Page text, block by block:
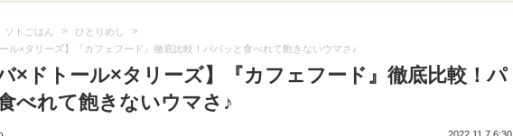
ソトごはん > ひとりめし >
ール×タリーズ】『カフェフード』徹底比較！パパッと食べれて飽きないウマさ♪
バ×ドトール×タリーズ】『カフェフード』徹底比較！パ
べれて飽きないウマさ♪